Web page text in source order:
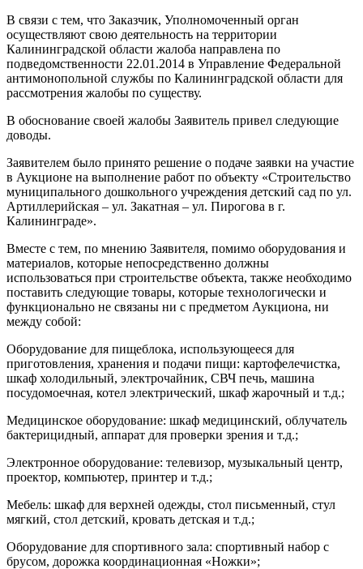
В связи с тем, что Заказчик, Уполномоченный орган
осуществляют свою деятельность на территории
Калининградской области жалоба направлена по
подведомственности 22.01.2014 в Управление Федеральной
антимонопольной службы по Калининградской области для
рассмотрения жалобы по существу.
В обоснование своей жалобы Заявитель привел следующие
доводы.
Заявителем было принято решение о подаче заявки на участие
в Аукционе на выполнение работ по объекту «Строительство
муниципального дошкольного учреждения детский сад по ул.
Артиллерийская – ул. Закатная – ул. Пирогова в г.
Калининграде».
Вместе с тем, по мнению Заявителя, помимо оборудования и
материалов, которые непосредственно должны
использоваться при строительстве объекта, также необходимо
поставить следующие товары, которые технологически и
функционально не связаны ни с предметом Аукциона, ни
между собой:
Оборудование для пищеблока, использующееся для
приготовления, хранения и подачи пищи: картофелечистка,
шкаф холодильный, электрочайник, СВЧ печь, машина
посудомоечная, котел электрический, шкаф жарочный и т.д.;
Медицинское оборудование: шкаф медицинский, облучатель
бактерицидный, аппарат для проверки зрения и т.д.;
Электронное оборудование: телевизор, музыкальный центр,
проектор, компьютер, принтер и т.д.;
Мебель: шкаф для верхней одежды, стол письменный, стул
мягкий, стол детский, кровать детская и т.д.;
Оборудование для спортивного зала: спортивный набор с
брусом, дорожка координационная «Ножки»;